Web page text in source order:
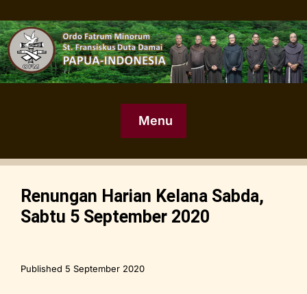
Menu
Renungan Harian Kelana Sabda,
Sabtu 5 September 2020
Published 5 September 2020